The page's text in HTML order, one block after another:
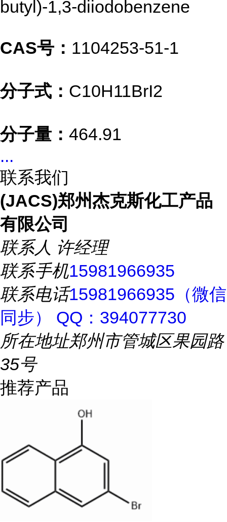
butyl)-1,3-diiodobenzene
CAS号： 1104253-51-1
分子式： C10H11BrI2
分子量： 464.91
...
联系我们
(JACS)郑州杰克斯化工产品
有限公司
联系人 许经理
联系手机15981966935
联系电话15981966935（微信
同步） QQ：394077730
所在地址郑州市管城区果园路
35号
推荐产品